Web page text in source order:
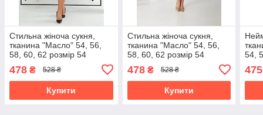
Стильна жіноча сукня,
тканина "Масло" 54, 56,
58, 60, 62 розмір 54
478 ₴ 528 ₴
Купити
Стильна жіноча сукня,
тканина "Масло" 54, 56,
58, 60, 62 розмір 54
478₴ 528 ₴
Купити
54,
475